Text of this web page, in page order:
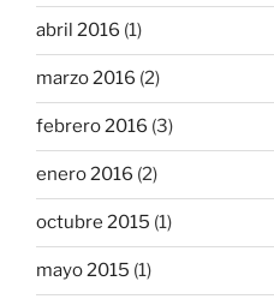
abril 2016 (1)
marzo 2016 (2)
febrero 2016 (3)
enero 2016 (2)
octubre 2015 (1)
mayo 2015 (1)